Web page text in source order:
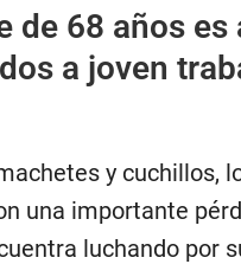
de 68 años
a joven
y cuchillos,
una importante
luchando por